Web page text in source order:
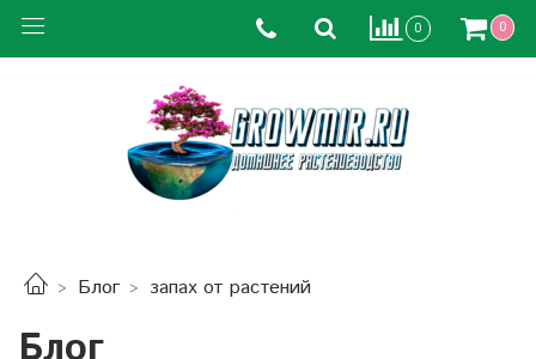
0 0
Блог запах от растений